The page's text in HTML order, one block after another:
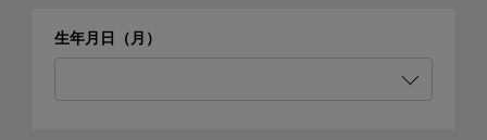
生年月日（月）